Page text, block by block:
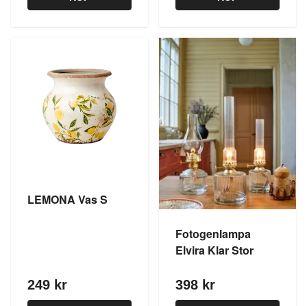
LEMONA Vas S
249 kr
Fotogenlampa
Elvira Klar Stor
398 kr